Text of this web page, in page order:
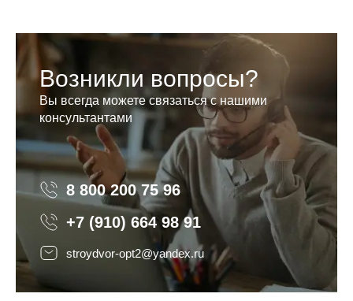
Возникли вопросы?
Вы всегда можете связаться с нашими
консультантами
8 800 200 75 96 8 800 200 75 96
+7 (910) 664 98 91
stroydvor-opt2@yandex.ru